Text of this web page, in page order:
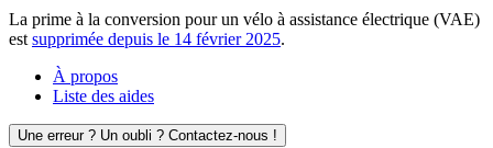
La prime à la conversion pour un vélo à assistance électrique (VAE)
est supprimée depuis le 14 février 2025.
À propos
Liste des aides
Une erreur ? Un oubli ? Contactez-nous !